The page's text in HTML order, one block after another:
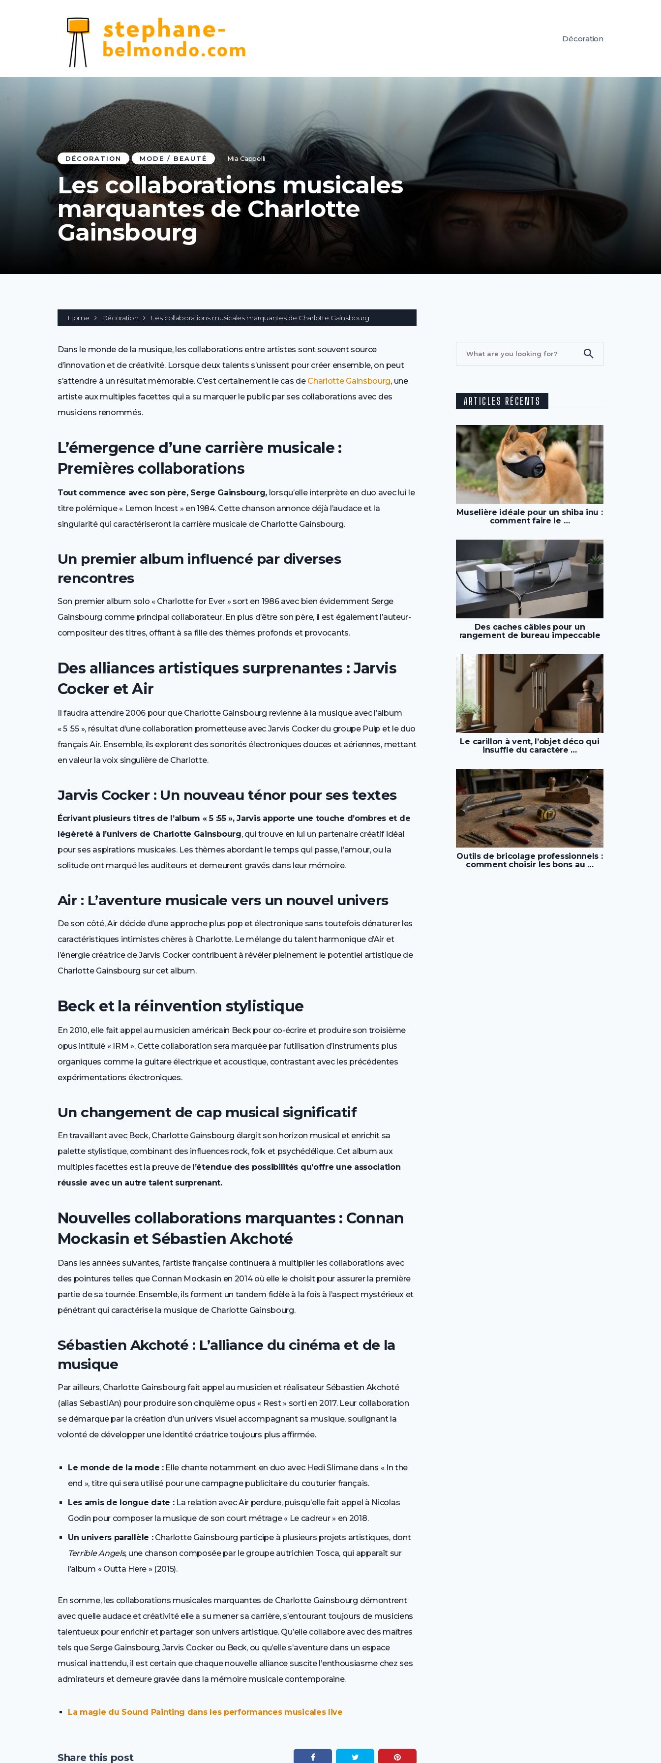
Décoration
DÉCORATION MODE / BEAUTÉ Mia Cappelli
Les collaborations musicales
marquantes de Charlotte
Gainsbourg
Home Décoration Les collaborations musicales marquantes de Charlotte Gainsbourg
Dans le monde de la musique, les collaborations entre artistes sont souvent source
d’innovation et de créativité. Lorsque deux talents s’unissent pour créer ensemble, on peut
s’attendre à un résultat mémorable. C’est certainement le cas de Charlotte Gainsbourg, une
artiste aux multiples facettes qui a su marquer le public par ses collaborations avec des
musiciens renommés.
L’émergence d’une carrière musicale :
Premières collaborations
Tout commence avec son père, Serge Gainsbourg, lorsqu’elle interprète en duo avec lui le
titre polémique « Lemon Incest » en 1984. Cette chanson annonce déjà l’audace et la
singularité qui caractériseront la carrière musicale de Charlotte Gainsbourg.
Un premier album influencé par diverses
rencontres
Son premier album solo « Charlotte for Ever » sort en 1986 avec bien évidemment Serge
Gainsbourg comme principal collaborateur. En plus d’être son père, il est également l’auteur-
compositeur des titres, offrant à sa fille des thèmes profonds et provocants.
Des alliances artistiques surprenantes : Jarvis
Cocker et Air
Il faudra attendre 2006 pour que Charlotte Gainsbourg revienne à la musique avec l’album
« 5 :55 », résultat d’une collaboration prometteuse avec Jarvis Cocker du groupe Pulp et le duo
français Air. Ensemble, ils explorent des sonorités électroniques douces et aériennes, mettant
en valeur la voix singulière de Charlotte.
Jarvis Cocker : Un nouveau ténor pour ses textes
Écrivant plusieurs titres de l’album « 5 :55 », Jarvis apporte une touche d’ombres et de
légèreté à l’univers de Charlotte Gainsbourg, qui trouve en lui un partenaire créatif idéal
pour ses aspirations musicales. Les thèmes abordant le temps qui passe, l’amour, ou la
solitude ont marqué les auditeurs et demeurent gravés dans leur mémoire.
Air : L’aventure musicale vers un nouvel univers
De son côté, Air décide d’une approche plus pop et électronique sans toutefois dénaturer les
caractéristiques intimistes chères à Charlotte. Le mélange du talent harmonique d’Air et
l’énergie créatrice de Jarvis Cocker contribuent à révéler pleinement le potentiel artistique de
Charlotte Gainsbourg sur cet album.
Beck et la réinvention stylistique
En 2010, elle fait appel au musicien américain Beck pour co-écrire et produire son troisième
opus intitulé « IRM ». Cette collaboration sera marquée par l’utilisation d’instruments plus
organiques comme la guitare électrique et acoustique, contrastant avec les précédentes
expérimentations électroniques.
Un changement de cap musical significatif
En travaillant avec Beck, Charlotte Gainsbourg élargit son horizon musical et enrichit sa
palette stylistique, combinant des influences rock, folk et psychédélique. Cet album aux
multiples facettes est la preuve de l’étendue des possibilités qu’offre une association
réussie avec un autre talent surprenant.
Nouvelles collaborations marquantes : Connan
Mockasin et Sébastien Akchoté
Dans les années suivantes, l’artiste française continuera à multiplier les collaborations avec
des pointures telles que Connan Mockasin en 2014 où elle le choisit pour assurer la première
partie de sa tournée. Ensemble, ils forment un tandem fidèle à la fois à l’aspect mystérieux et
pénétrant qui caractérise la musique de Charlotte Gainsbourg.
Sébastien Akchoté : L’alliance du cinéma et de la
musique
Par ailleurs, Charlotte Gainsbourg fait appel au musicien et réalisateur Sébastien Akchoté
(alias SebastiAn) pour produire son cinquième opus « Rest » sorti en 2017. Leur collaboration
se démarque par la création d’un univers visuel accompagnant sa musique, soulignant la
volonté de développer une identité créatrice toujours plus affirmée.
Le monde de la mode :Elle chante notamment en duo avec Hedi Slimane dans « In the
end », titre qui sera utilisé pour une campagne publicitaire du couturier français.
Les amis de longue date :La relation avec Air perdure, puisqu’elle fait appel à Nicolas
Godin pour composer la musique de son court métrage « Le cadreur » en 2018.
Un univers parallèle :Charlotte Gainsbourg participe à plusieurs projets artistiques, dont
Terrible Angels, une chanson composée par le groupe autrichien Tosca, qui apparaît sur
l’album « Outta Here » (2015).
En somme, les collaborations musicales marquantes de Charlotte Gainsbourg démontrent
avec quelle audace et créativité elle a su mener sa carrière, s’entourant toujours de musiciens
talentueux pour enrichir et partager son univers artistique. Qu’elle collabore avec des maîtres
tels que Serge Gainsbourg, Jarvis Cocker ou Beck, ou qu’elle s’aventure dans un espace
musical inattendu, il est certain que chaque nouvelle alliance suscite l’enthousiasme chez ses
admirateurs et demeure gravée dans la mémoire musicale contemporaine.
La magie du Sound Painting dans les performances musicales live
Share this post
ARTICLES RÉCENTS
Muselière idéale pour un shiba inu :
comment faire le …
Des caches câbles pour un
rangement de bureau impeccable
Le carillon à vent, l’objet déco qui
insuffle du caractère …
Outils de bricolage professionnels :
comment choisir les bons au …